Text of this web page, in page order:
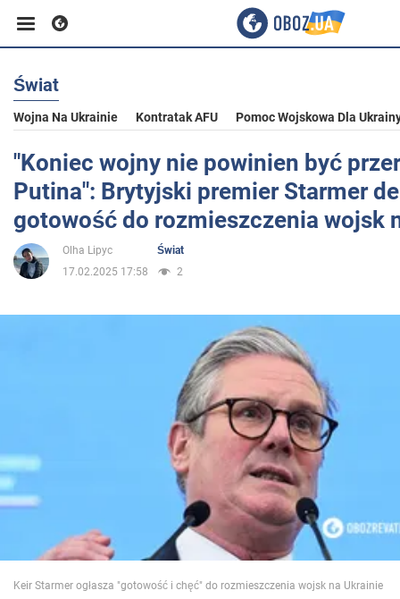
Biznes
Sport
Rozrywka
Życie
Świat
Jedzenie
Świat
Wojna Na Ukrainie Kontratak AFU Pomoc Wojskowa Dla
"Koniec wojny nie powinien być
Putina": Brytyjski premier Starmer
gotowość do rozmieszczenia wojsk
Olha Lipyc
Świat
17.02.2025 17:58
2
Keir Starmer ogłasza "gotowość i chęć" do rozmieszczenia wojsk na Ukrainie